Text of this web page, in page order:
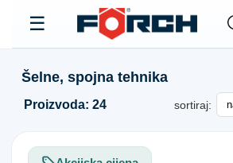
Šelne, spojna tehnika
Proizvoda: 24 sortiraj: